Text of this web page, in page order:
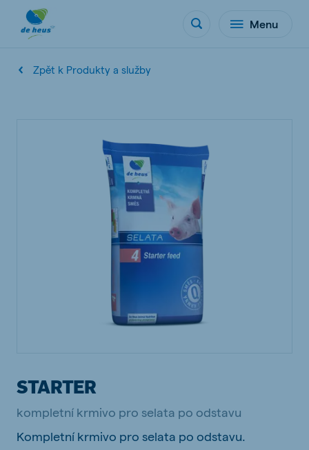
Menu
Zpět k Produkty a služby
STARTER
kompletní krmivo pro selata po odstavu
Kompletní krmivo pro selata po odstavu.